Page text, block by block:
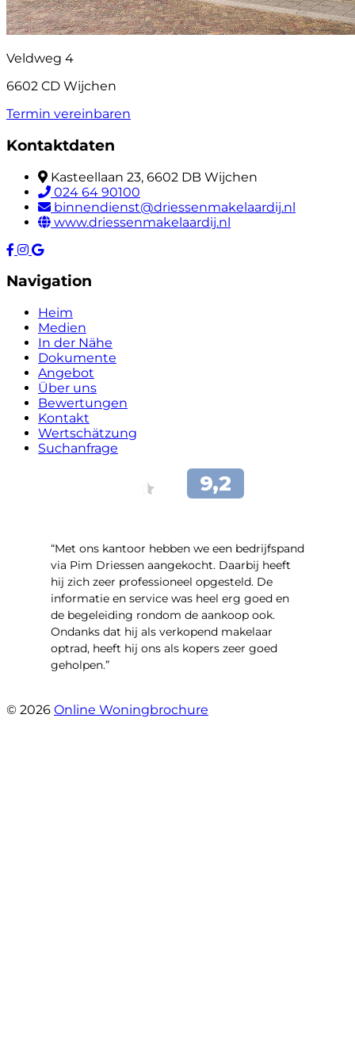
Veldweg 4
6602 CD Wijchen
Termin vereinbaren
Kontaktdaten
Kasteellaan 23, 6602 DB Wijchen
024 64 90100
binnendienst@driessenmakelaardij.nl
www.driessenmakelaardij.nl
Navigation
Heim
Medien
In der Nähe
Dokumente
Angebot
Über uns
Bewertungen
Kontakt
Wertschätzung
Suchanfrage
“Met ons kantoor hebben we een bedrijfspand
via Pim Driessen aangekocht. Daarbij heeft
hij zich zeer professioneel opgesteld. De
informatie en service was heel erg goed en
de begeleiding rondom de aankoop ook.
Ondanks dat hij als verkopend makelaar
optrad, heeft hij ons als kopers zeer goed
geholpen.”
© 2026 Online Woningbrochure